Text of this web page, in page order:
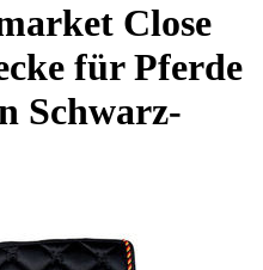
Close
für Pferde
Schwarz-